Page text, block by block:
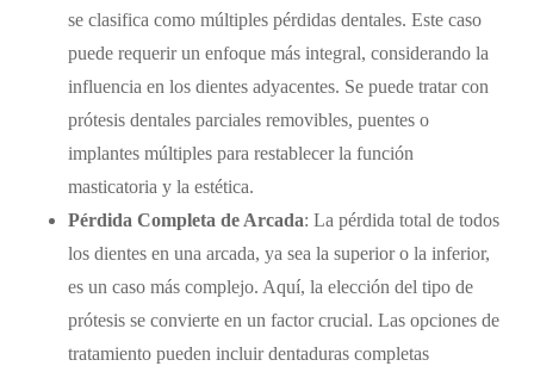
se clasifica como múltiples pérdidas dentales. Este caso
puede requerir un enfoque más integral, considerando la
influencia en los dientes adyacentes. Se puede tratar con
prótesis dentales parciales removibles, puentes o
implantes múltiples para restablecer la función
masticatoria y la estética.
Pérdida Completa de Arcada: La pérdida total de todos
los dientes en una arcada, ya sea la superior o la inferior,
es un caso más complejo. Aquí, la elección del tipo de
prótesis se convierte en un factor crucial. Las opciones de
tratamiento pueden incluir dentaduras completas